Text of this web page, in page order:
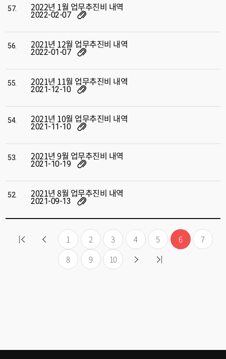
57. 2022년 1월 업무추진비 내역
2022-02-07
56. 2021년 12월 업무추진비 내역
2022-01-07
55. 2021년 11월 업무추진비 내역
2021-12-10
54. 2021년 10월 업무추진비 내역
2021-11-10
53. 2021년 9월 업무추진비 내역
2021-10-19
52. 2021년 8월 업무추진비 내역
2021-09-13
1 2 3 4 5 6
7
8
9 10